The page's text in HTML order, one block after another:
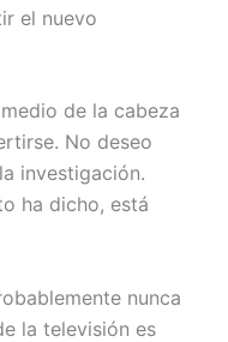
el nuevo
de la cabeza
No deseo
investigación.
ha dicho, está
nunca
la televisión es